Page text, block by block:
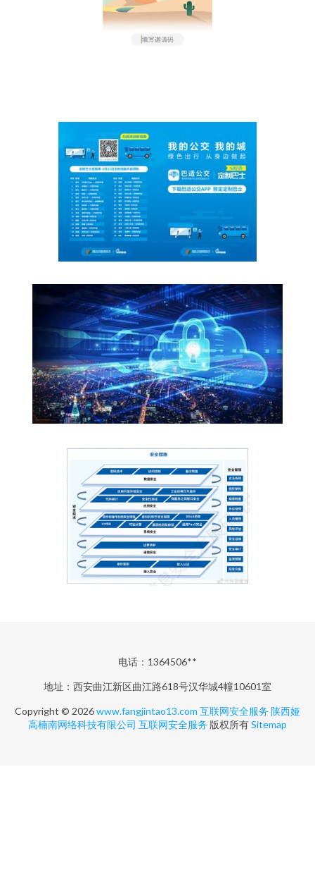
电话：1364506**
地址：西安曲江新区曲江路618号汉华城4幢10601室
Copyright © 2026www.fangjintao13.com 互联网安全服务 陕西娅
高楠南网络科技有限公司 互联网安全服务 版权所有Sitemap